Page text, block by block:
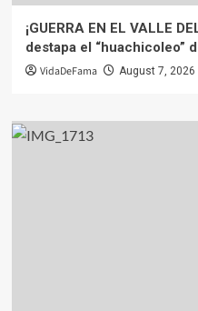
¡GUERRA EN EL VALLE
destapa el “huachicoleo”
VidaDeFama August 7, 2026